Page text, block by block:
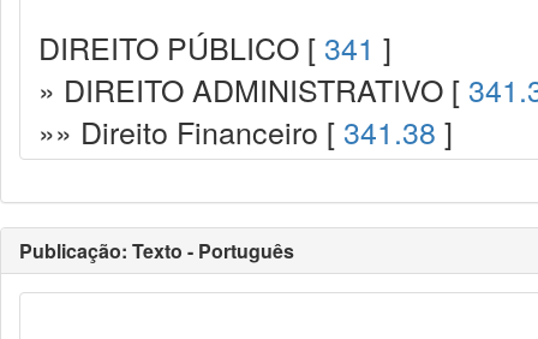
DIREITO PÚBLICO [ 341 ]
» DIREITO ADMINISTRATIVO [
»» Direito Financeiro [ 341.38 ]
Publicação: Texto - Português